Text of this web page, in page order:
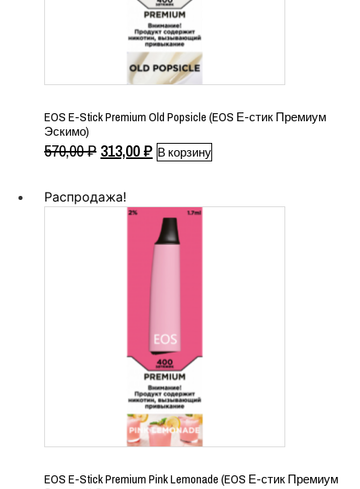
EOS E-Stick Premium Old Popsicle (EOS Е-стик Премиум
Эскимо)
570,00₽ Первоначальная
составляла
570,00 ₽.
313,00₽Текущая
В корзину
Распродажа!
EOS E-Stick Premium Pink Lemonade (EOS Е-стик Премиум